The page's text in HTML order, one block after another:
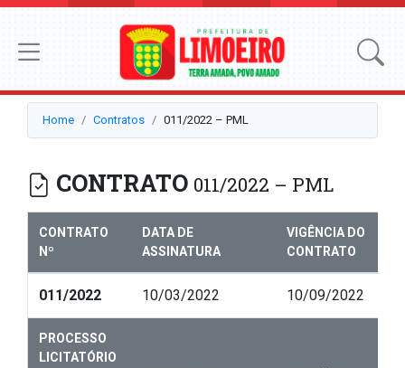
Home Contratos 011/2022 – PML
CONTRATO 011/2022 – PML
CONTRATO
Nº
DATA DE
ASSINATURA
VIGÊNCIA DO
CONTRATO
011/2022 10/03/2022 10/09/2022
PROCESSO
LICITATÓRIO